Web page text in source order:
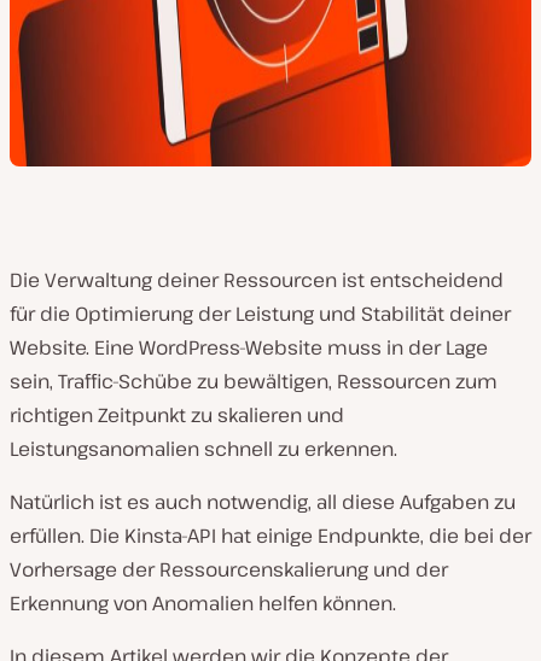
Die Verwaltung deiner Ressourcen ist entscheidend
für die Optimierung der Leistung und Stabilität deiner
Website. Eine WordPress-Website muss in der Lage
sein, Traffic-Schübe zu bewältigen, Ressourcen zum
richtigen Zeitpunkt zu skalieren und
Leistungsanomalien schnell zu erkennen.
Natürlich ist es auch notwendig, all diese Aufgaben zu
erfüllen. Die Kinsta-API hat einige Endpunkte, die bei der
Vorhersage der Ressourcenskalierung und der
Erkennung von Anomalien helfen können.